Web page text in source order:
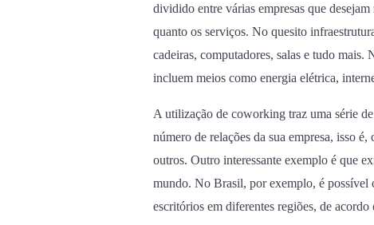
dividido entre várias empresas que
quanto os serviços. No quesito
cadeiras, computadores, salas e tudo mais.
incluem meios como energia elétrica,
A utilização de coworking traz uma série
número de relações da sua empresa, isso
outros. Outro interessante exemplo é que
mundo. No Brasil, por exemplo, é possível
escritórios em diferentes regiões, de